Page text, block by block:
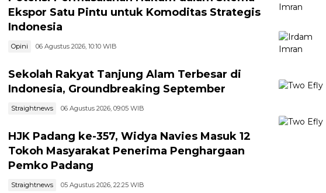
Ekspor Satu Pintu untuk Komoditas Strategis
Indonesia
Opini 06 Agustus 2026, 10:10 WIB
Sekolah Rakyat Tanjung Alam Terbesar di
Indonesia, Groundbreaking September
Straightnews 06 Agustus 2026, 09:05 WIB
HJK Padang ke-357, Widya Navies Masuk 12
Tokoh Masyarakat Penerima Penghargaan
Pemko Padang
Straightnews 05 Agustus 2026, 22:25 WIB